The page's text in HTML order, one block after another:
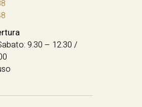
9.30 – 12.30 /